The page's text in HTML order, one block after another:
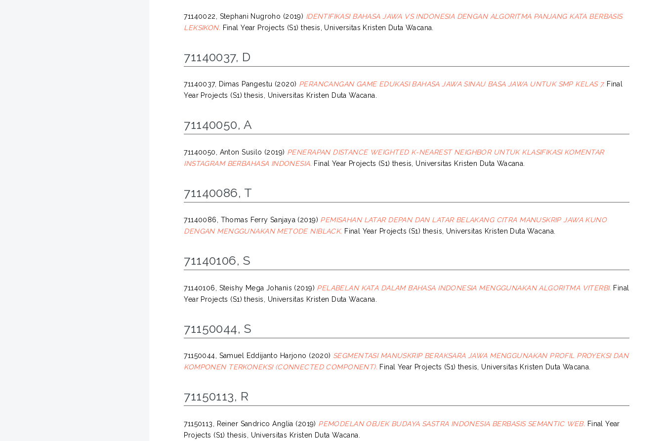
71140022, Stephani Nugroho (2019) IDENTIFIKASI BAHASA JAWA VS INDONESIA DENGAN ALGORITMA PANJANG KATA BERBASIS
LEKSIKON. Final Year Projects (S1) thesis, Universitas Kristen Duta Wacana.
71140037, D
71140037, Dimas Pangestu (2020) PERANCANGAN GAME EDUKASI BAHASA JAWA SINAU BASA JAWA UNTUK SMP KELAS 7. Final
Year Projects (S1) thesis, Universitas Kristen Duta Wacana.
71140050, A
71140050, Anton Susilo (2019) PENERAPAN DISTANCE WEIGHTED K-NEAREST NEIGHBOR UNTUK KLASIFIKASI KOMENTAR
INSTAGRAM BERBAHASA INDONESIA. Final Year Projects (S1) thesis, Universitas Kristen Duta Wacana.
71140086, T
71140086, Thomas Ferry Sanjaya (2019) PEMISAHAN LATAR DEPAN DAN LATAR BELAKANG CITRA MANUSKRIP JAWA KUNO
DENGAN MENGGUNAKAN METODE NIBLACK. Final Year Projects (S1) thesis, Universitas Kristen Duta Wacana.
71140106, S
71140106, Steishy Mega Johanis (2019) PELABELAN KATA DALAM BAHASA INDONESIA MENGGUNAKAN ALGORITMA VITERBI. Final
Year Projects (S1) thesis, Universitas Kristen Duta Wacana.
71150044, S
71150044, Samuel Eddijanto Harjono (2020) SEGMENTASI MANUSKRIP BERAKSARA JAWA MENGGUNAKAN PROFIL PROYEKSI DAN
KOMPONEN TERKONEKSI (CONNECTED COMPONENT). Final Year Projects (S1) thesis, Universitas Kristen Duta Wacana.
71150113, R
71150113, Reiner Sandrico Anglia (2019) PEMODELAN OBJEK BUDAYA SASTRA INDONESIA BERBASIS SEMANTIC WEB. Final Year
Projects (S1) thesis, Universitas Kristen Duta Wacana.